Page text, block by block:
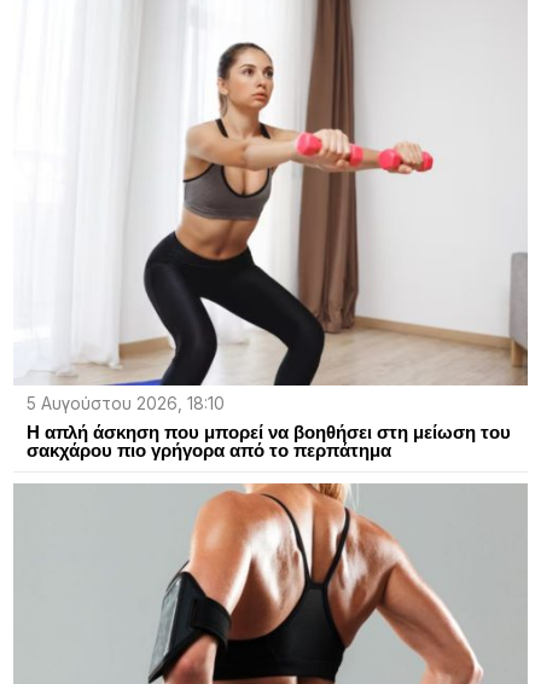
5 Αυγούστου 2026, 18:10
Η απλή άσκηση που μπορεί να βοηθήσει στη μείωση του
σακχάρου πιο γρήγορα από το περπάτημα